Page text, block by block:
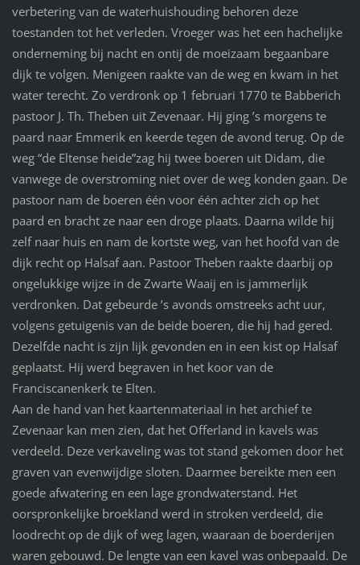
verbetering van de waterhuishouding behoren deze
toestanden tot het verleden. Vroeger was het een hachelijke
onderneming bij nacht en ontij de moeizaam begaanbare
dijk te volgen. Menigeen raakte van de weg en kwam in het
water terecht. Zo verdronk op 1 februari 1770 te Babberich
pastoor J. Th. Theben uit Zevenaar. Hij ging ’s morgens te
paard naar Emmerik en keerde tegen de avond terug. Op de
weg “de Eltense heide”zag hij twee boeren uit Didam, die
vanwege de overstroming niet over de weg konden gaan. De
pastoor nam de boeren één voor één achter zich op het
paard en bracht ze naar een droge plaats. Daarna wilde hij
zelf naar huis en nam de kortste weg, van het hoofd van de
dijk recht op Halsaf aan. Pastoor Theben raakte daarbij op
ongelukkige wijze in de Zwarte Waaij en is jammerlijk
verdronken. Dat gebeurde ’s avonds omstreeks acht uur,
volgens getuigenis van de beide boeren, die hij had gered.
Dezelfde nacht is zijn lijk gevonden en in een kist op Halsaf
geplaatst. Hij werd begraven in het koor van de
Franciscanenkerk te Elten.
Aan de hand van het kaartenmateriaal in het archief te
Zevenaar kan men zien, dat het Offerland in kavels was
verdeeld. Deze verkaveling was tot stand gekomen door het
graven van evenwijdige sloten. Daarmee bereikte men een
goede afwatering en een lage grondwaterstand. Het
oorspronkelijke broekland werd in stroken verdeeld, die
loodrecht op de dijk of weg lagen, waaraan de boerderijen
waren gebouwd. De lengte van een kavel was onbepaald. De